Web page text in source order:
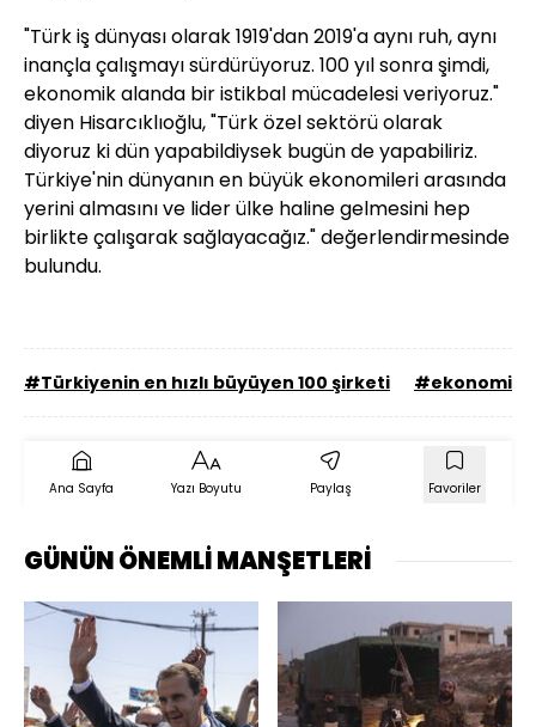
"Türk iş dünyası olarak 1919'dan 2019'a aynı ruh, aynı
inançla çalışmayı sürdürüyoruz. 100 yıl sonra şimdi,
ekonomik alanda bir istikbal mücadelesi veriyoruz."
diyen Hisarcıklıoğlu, "Türk özel sektörü olarak
diyoruz ki dün yapabildiysek bugün de yapabiliriz.
Türkiye'nin dünyanın en büyük ekonomileri arasında
yerini almasını ve lider ülke haline gelmesini hep
birlikte çalışarak sağlayacağız." değerlendirmesinde
bulundu.
#Türkiyenin en hızlı büyüyen 100 şirketi #ekonomi
Ana Sayfa Yazı Boyutu Paylaş Favoriler
GÜNÜN ÖNEMLİ MANŞETLERİ